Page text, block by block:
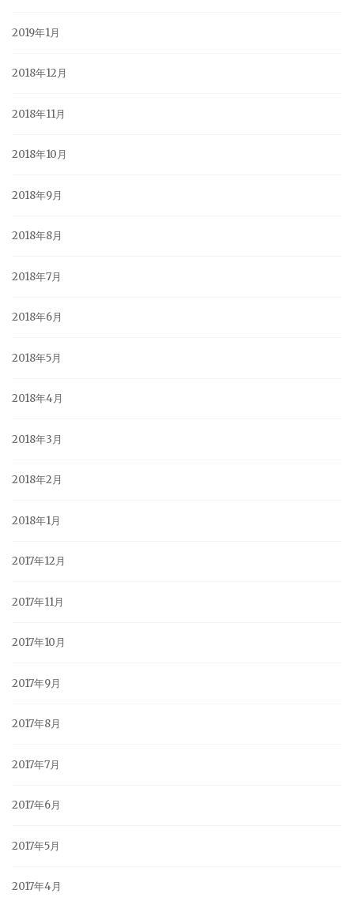
2019年1月
2018年12月
2018年11月
2018年10月
2018年9月
2018年8月
2018年7月
2018年6月
2018年5月
2018年4月
2018年3月
2018年2月
2018年1月
2017年12月
2017年11月
2017年10月
2017年9月
2017年8月
2017年7月
2017年6月
2017年5月
2017年4月